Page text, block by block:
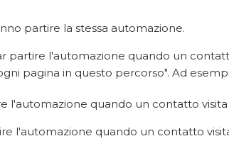
partire la stessa automazione.
partire l'automazione quando un
pagina in questo percorso". Ad
l'automazione quando un contatto
l'automazione quando un contatto